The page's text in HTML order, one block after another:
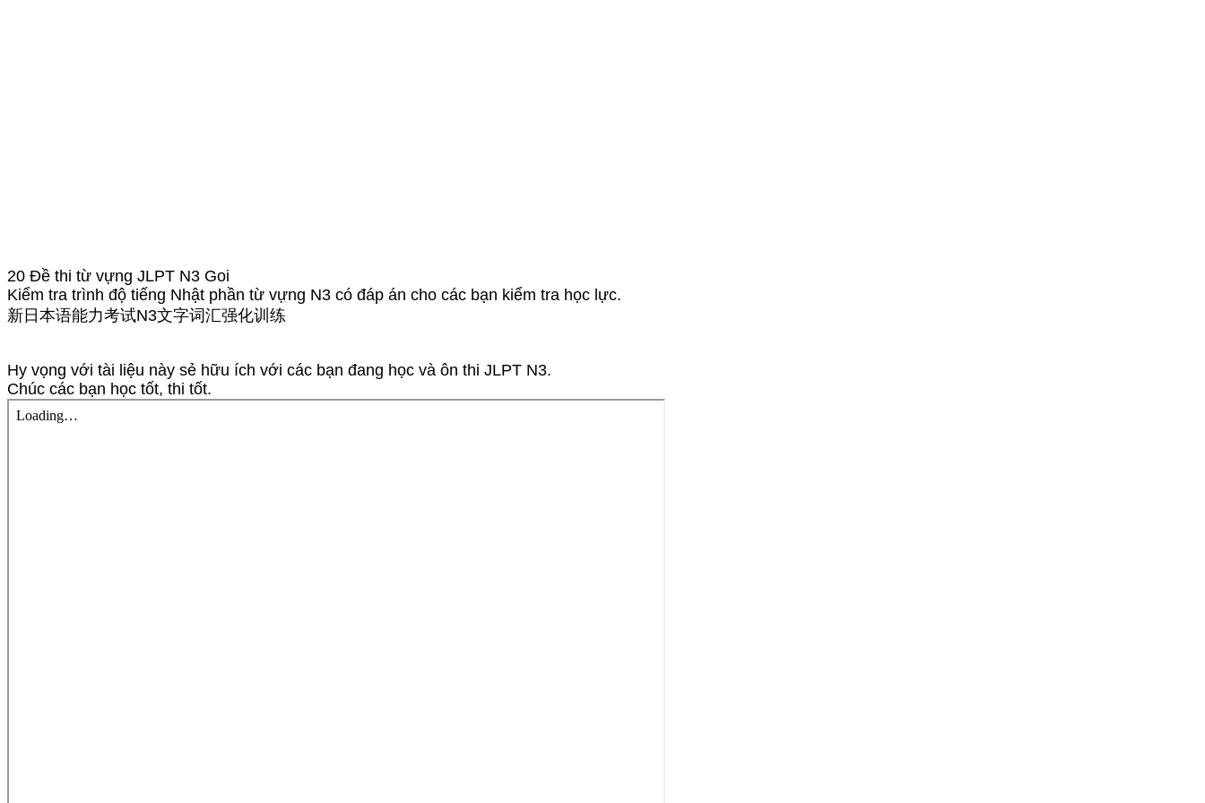
20 Đề thi từ vựng JLPT N3 Goi
Kiểm tra trình độ tiếng Nhật phần từ vựng N3 có đáp án cho các bạn kiểm tra học lực.
新日本语能力考试N3文字词汇强化训练
Hy vọng với tài liệu này sẻ hữu ích với các bạn đang học và ôn thi JLPT N3.
Chúc các bạn học tốt, thi tốt.